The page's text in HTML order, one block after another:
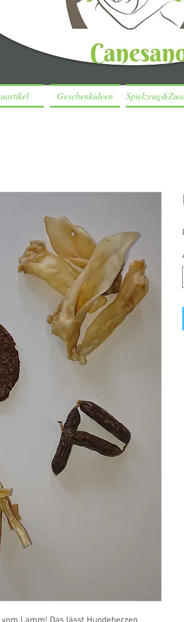
Geschenkideen